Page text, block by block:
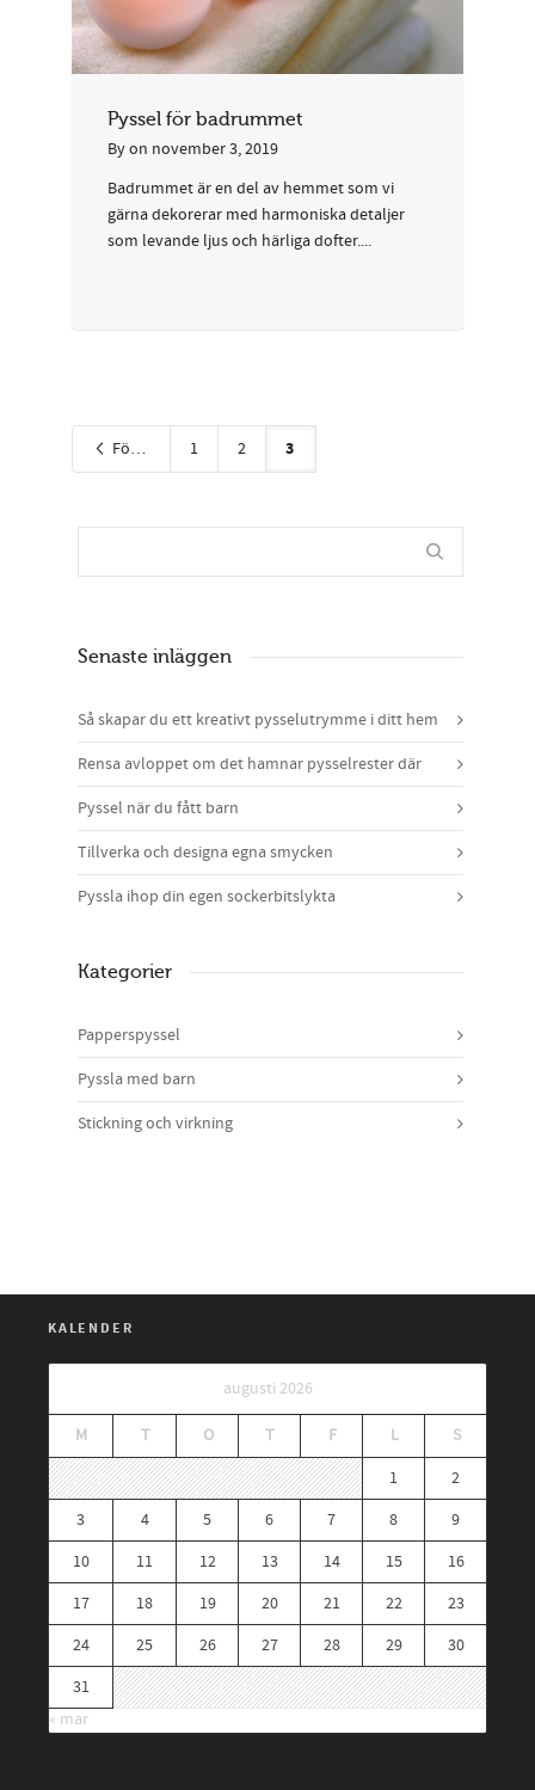
Pyssel för badrummet
Byon november 3, 2019
Badrummet är en del av hemmet som vi
gärna dekorerar med harmoniska detaljer
som levande ljus och härliga dofter....
Föregående 1 2 3
Senaste inläggen
Så skapar du ett kreativt pysselutrymme i ditt hem
Rensa avloppet om det hamnar pysselrester där
Pyssel när du fått barn
Tillverka och designa egna smycken
Pyssla ihop din egen sockerbitslykta
Kategorier
Papperspyssel
Pyssla med barn
Stickning och virkning
KALENDER
augusti 2026
M T O T F L
S
1
2
3
4 5 6 7 8
9
10
11 12 13 14 15
16
17
18 19 20 21 22
23
24
25 26 27 28 29
30
31
« mar